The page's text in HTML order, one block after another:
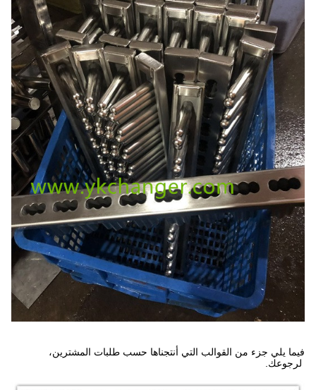
فيما يلي جزء من القوالب التي أنتجناها حسب طلبات المشترين،
لرجوعك.